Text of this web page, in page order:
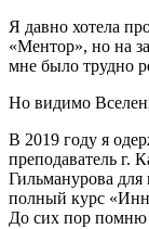
Я давно хотела
«Ментор», но на
мне было трудно
Но видимо
В 2019 году я
преподаватель г.
Гильманурова
полный курс
До сих пор помню